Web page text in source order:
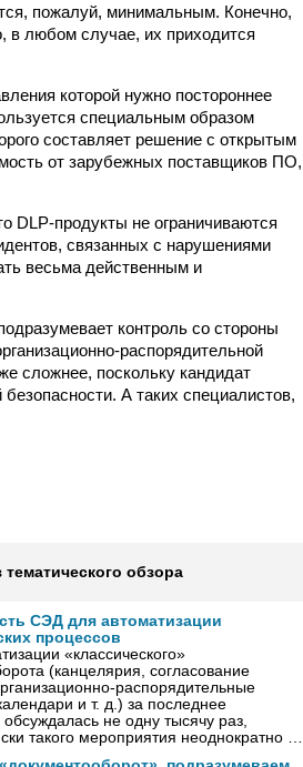
пожалуй, минимальным. Конечно,
в любом случае, их приходится
которой нужно постороннее
специальным образом
составляет решение с открытым
от зарубежных поставщиков ПО,
DLP-продукты не ограничиваются
связанных с нарушениями
весьма действенным и
контроль со стороны
распорядительной
сложнее, поскольку кандидат
А таких специалистов,
тематического обзора
СЭД для автоматизации
процессов
«классического»
(канцелярия, согласование
распорядительные
и т. д.) за последнее
обсуждалась не одну тысячу раз,
такого мероприятия неоднократно …